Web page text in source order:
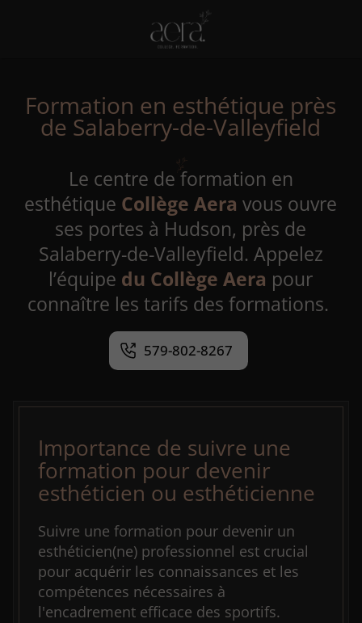
Formation en esthétique près
de Salaberry-de-Valleyfield
Le centre de formation en
esthétique Collège Aera vous ouvre
ses portes à Hudson, près de
Salaberry-de-Valleyfield. Appelez
l’équipe du Collège Aera pour
connaître les tarifs des formations.
579-802-8267
Importance de suivre une
formation pour devenir
esthéticien ou esthéticienne
Suivre une formation pour devenir un
esthéticien(ne) professionnel est crucial
pour acquérir les connaissances et les
compétences nécessaires à
l'encadrement efficace des sportifs.